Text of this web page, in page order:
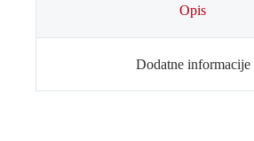
Opis
Dodatne informacije